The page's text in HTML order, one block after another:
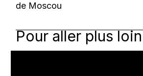
de Moscou
Pour aller plus loin